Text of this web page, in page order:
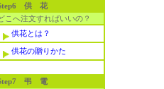
供 花
こへ注文すればいいの？
供花とは？
供花の贈りかた
弔 電